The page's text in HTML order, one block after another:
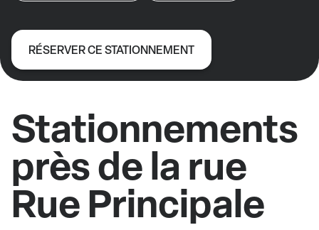
RÉSERVER CE STATIONNEMENT
Stationnements
près de la rue
Rue Principale